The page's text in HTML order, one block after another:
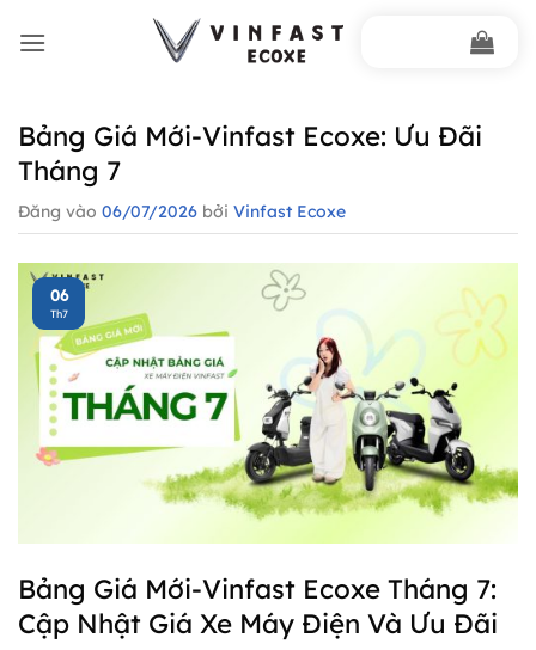
qua
Bảng Giá Mới-Vinfast Ecoxe: Ưu Đãi
Tháng 7
Đăng vào 06/07/2026 bởi Vinfast Ecoxe
06
Th7
Bảng Giá Mới-Vinfast Ecoxe Tháng 7:
Cập Nhật Giá Xe Máy Điện Và Ưu Đãi